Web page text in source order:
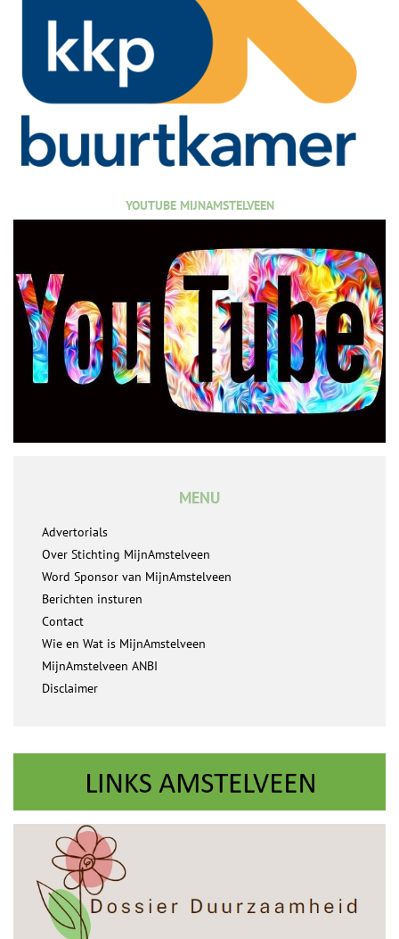
YOUTUBE MIJNAMSTELVEEN
MENU
Advertorials
Over Stichting MijnAmstelveen
Word Sponsor van MijnAmstelveen
Berichten insturen
Contact
Wie en Wat is MijnAmstelveen
MijnAmstelveen ANBI
Disclaimer